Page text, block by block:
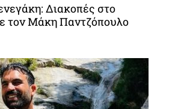
Διακοπές στο
τον Μάκη Παντζόπουλο